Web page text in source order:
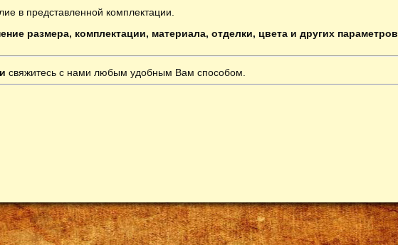
в представленной комплектации.
размера, комплектации, материала, отделки, цвета и других параметров
свяжитесь с нами любым удобным Вам способом.